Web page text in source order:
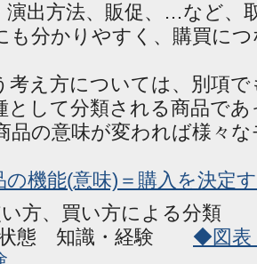
演出方法、販促、…など、
も分かりやすく、購買に
え方については、別項で
として分類される商品で
品の意味が変われば様々
機能(意味)＝購入を決定
方、買い方による分類
状態 知識・経験 ◆図表